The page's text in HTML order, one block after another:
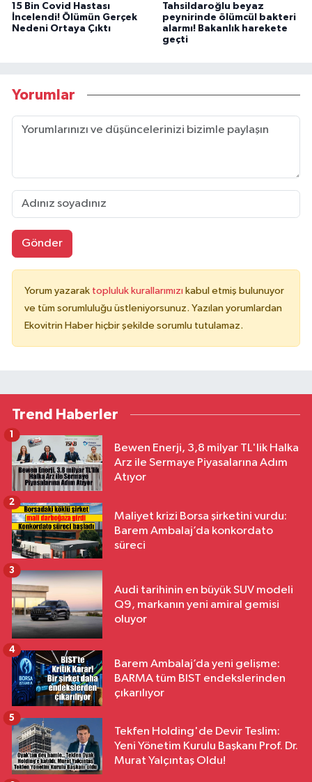
15 Bin Covid Hastası
İncelendi! Ölümün Gerçek
Nedeni Ortaya Çıktı
Tahsildaroğlu beyaz
peynirinde ölümcül bakteri
alarmı! Bakanlık harekete
geçti
Yorumlar
Gönder
Yorum yazarak topluluk kurallarımızı kabul etmiş bulunuyor
ve tüm sorumluluğu üstleniyorsunuz. Yazılan yorumlardan
Ekovitrin Haber hiçbir şekilde sorumlu tutulamaz.
Trend Haberler
Bewen Enerji, 3,8 milyar TL'lik Halka
Arz ile Sermaye Piyasalarına Adım
Atıyor
1
Maliyet krizi Borsa şirketini vurdu:
Barem Ambalaj’da konkordato
süreci
2
Audi tarihinin en büyük SUV modeli
Q9, markanın yeni amiral gemisi
oluyor
3
Barem Ambalaj’da yeni gelişme:
BARMA tüm BIST endekslerinden
çıkarılıyor
4
Tekfen Holding'de Devir Teslim:
Yeni Yönetim Kurulu Başkanı Prof. Dr.
Murat Yalçıntaş Oldu!
5